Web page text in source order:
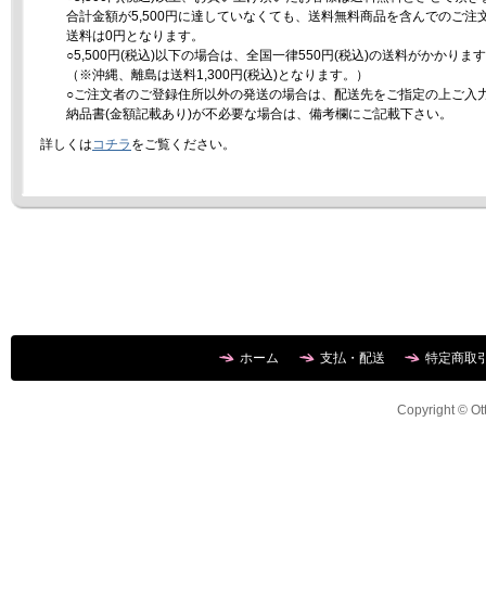
合計金額が5,500円に達していなくても、送料無料商品を含んでのご注
送料は0円となります。
○5,500円(税込)以下の場合は、全国一律550円(税込)の送料がかかりま
（※沖縄、離島は送料1,300円(税込)となります。）
○ご注文者のご登録住所以外の発送の場合は、配送先をご指定の上ご入
納品書(金額記載あり)が不必要な場合は、備考欄にご記載下さい。
詳しくは コチラ をご覧ください。
ホーム 支払・配送 特定商取
Copyright ©